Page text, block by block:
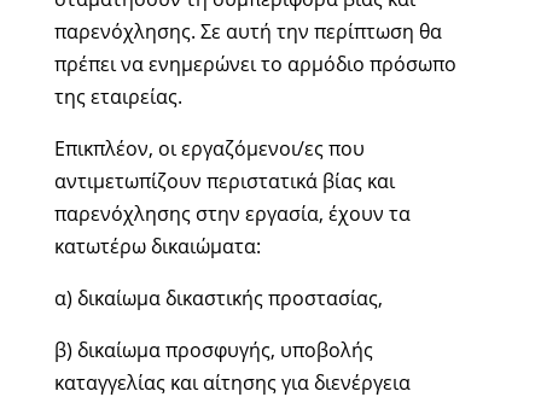
παρενόχλησης. Σε αυτή την περίπτωση θα
πρέπει να ενημερώνει το αρμόδιο πρόσωπο
της εταιρείας.
Επικπλέον, οι εργαζόμενοι/ες που
αντιμετωπίζουν περιστατικά βίας και
παρενόχλησης στην εργασία, έχουν τα
κατωτέρω δικαιώματα:
α) δικαίωμα δικαστικής προστασίας,
β) δικαίωμα προσφυγής, υποβολής
καταγγελίας και αίτησης για διενέργεια